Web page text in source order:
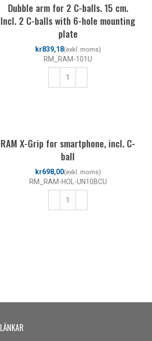
Dubble arm for 2 C-balls. 15 cm.
Incl. 2 C-balls with 6-hole mounting
plate
kr
RM_RAM-101U
RAM X-Grip for smartphone, incl. C-
ball
kr
RM_RAM-HOL-UN10BCU
LÄNKAR